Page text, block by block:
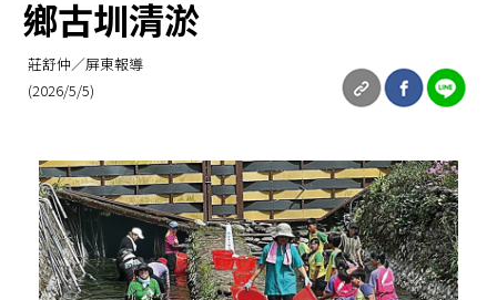
鄉古圳清淤
莊舒仲／屏東報導
(2026/5/5)